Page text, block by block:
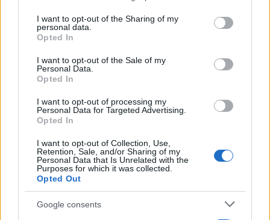
not limited to your visit or usage behaviour. You may click to
grant or deny consent to Google and its third-party tags to
use your data for below specified purposes in below Google
consent section.
I want to opt-out of the Sharing of my
personal data.
Opted In
I want to opt-out of the Sale of my
Personal Data.
Opted In
I want to opt-out of processing my
Personal Data for Targeted Advertising.
Opted In
I want to opt-out of Collection, Use,
Retention, Sale, and/or Sharing of my
Personal Data that Is Unrelated with the
Purposes for which it was collected.
Opted Out
Google consents
Σχόλια
Σχολίασε εδώ
2000 /2000